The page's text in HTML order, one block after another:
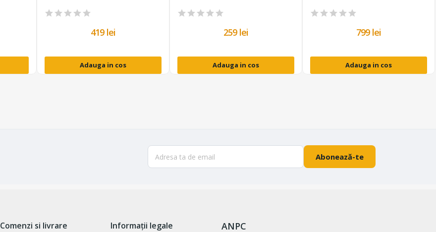
419 lei
Adauga in cos
259 lei
Adauga in cos
799 lei
Adauga in cos
Abonează-te
Comenzi si livrare Informații legale ANPC